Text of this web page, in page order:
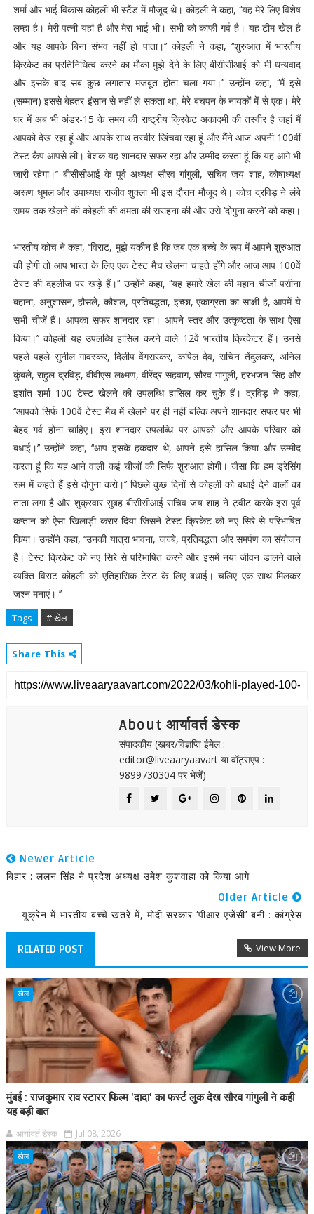
शर्मा और भाई विकास कोहली भी स्टैंड में मौजूद थे। कोहली ने कहा, ‘‘यह मेरे लिए विशेष
लम्हा है। मेरी पत्नी यहां है और मेरा भाई भी। सभी को काफी गर्व है। यह टीम खेल है
और यह आपके बिना संभव नहीं हो पाता।’’ कोहली ने कहा, ‘‘शुरुआत में भारतीय
क्रिकेट का प्रतिनिधित्व करने का मौका मुझे देने के लिए बीसीसीआई को भी धन्यवाद
और इसके बाद सब कुछ लगातार मजबूत होता चला गया।’’ उन्होंन कहा, ‘‘मैं इसे
(सम्मान) इससे बेहतर इंसान से नहीं ले सकता था, मेरे बचपन के नायकों में से एक। मेरे
घर में अब भी अंडर-15 के समय की राष्ट्रीय क्रिकेट अकादमी की तस्वीर है जहां मैं
आपको देख रहा हूं और आपके साथ तस्वीर खिंचवा रहा हूं और मैंने आज अपनी 100वीं
टेस्ट कैप आपसे ली। बेशक यह शानदार सफर रहा और उम्मीद करता हूं कि यह आगे भी
जारी रहेगा।’’ बीसीसीआई के पूर्व अध्यक्ष सौरव गांगुली, सचिव जय शाह, कोषाध्यक्ष
अरूण धूमल और उपाध्यक्ष राजीव शुक्ला भी इस दौरान मौजूद थे। कोच द्रविड़ ने लंबे
समय तक खेलने की कोहली की क्षमता की सराहना की और उसे ‘दोगुना करने’ को कहा।
भारतीय कोच ने कहा, ‘‘विराट, मुझे यकीन है कि जब एक बच्चे के रूप में आपने शुरुआत
की होगी तो आप भारत के लिए एक टेस्ट मैच खेलना चाहते होंगे और आज आप 100वें
टेस्ट की दहलीज पर खड़े हैं।’’ उन्होंने कहा, ‘‘यह हमारे खेल की महान चीजों पसीना
बहाना, अनुशासन, हौसले, कौशल, प्रतिबद्धता, इच्छा, एकाग्रता का साक्षी है, आपमें ये
सभी चीजें हैं। आपका सफर शानदार रहा। आपने स्तर और उत्कृष्टता के साथ ऐसा
किया।’’ कोहली यह उपलब्धि हासिल करने वाले 12वें भारतीय क्रिकेटर हैं। उनसे
पहले पहले सुनील गावस्कर, दिलीप वेंगसरकर, कपिल देव, सचिन तेंदुलकर, अनिल
कुंबले, राहुल द्रविड़, वीवीएस लक्ष्मण, वीरेंद्र सहवाग, सौरव गांगुली, हरभजन सिंह और
इशांत शर्मा 100 टेस्ट खेलने की उपलब्धि हासिल कर चुके हैं। द्रविड़ ने कहा,
‘‘आपको सिर्फ 100वें टेस्ट मैच में खेलने पर ही नहीं बल्कि अपने शानदार सफर पर भी
बेहद गर्व होना चाहिए। इस शानदार उपलब्धि पर आपको और आपके परिवार को
बधाई।’’ उन्होंने कहा, ‘‘आप इसके हकदार थे, आपने इसे हासिल किया और उम्मीद
करता हूं कि यह आने वाली कई चीजों की सिर्फ शुरुआत होगी। जैसा कि हम ड्रेसिंग
रूम में कहते हैं इसे दोगुना करो।’’ पिछले कुछ दिनों से कोहली को बधाई देने वालों का
तांता लगा है और शुक्रवार सुबह बीसीसीआई सचिव जय शाह ने ट्वीट करके इस पूर्व
कप्तान को ऐसा खिलाड़ी करार दिया जिसने टेस्ट क्रिकेट को नए सिरे से परिभाषित
किया। उन्होंने कहा, ‘‘उनकी यात्रा भावना, जज्बे, प्रतिबद्धता और समर्पण का संयोजन
है। टेस्ट क्रिकेट को नए सिरे से परिभाषित करने और इसमें नया जीवन डालने वाले
व्यक्ति विराट कोहली को एतिहासिक टेस्ट के लिए बधाई। चलिए एक साथ मिलकर
जश्न मनाएं। ’’
Tags # खेल
Share This
About आर्यावर्त डेस्क
संपादकीय (खबर/विज्ञप्ति ईमेल :
editor@liveaaryaavart या वॉट्सएप :
9899730304 पर भेजें)
Newer Article
बिहार : ललन सिंह ने प्रदेश अध्यक्ष उमेश कुशवाहा को किया आगे
Older Article
यूक्रेन में भारतीय बच्चे खतरे में, मोदी सरकार ‘पीआर एजेंसी’ बनी : कांग्रेस
RELATED POST View More
खेल
मुंबई : राजकुमार राव स्टारर फिल्म 'दादा' का फर्स्ट लुक देख सौरव गांगुली ने कही
यह बड़ी बात
आर्यावर्त डेस्क Jul 08, 2026
खेल